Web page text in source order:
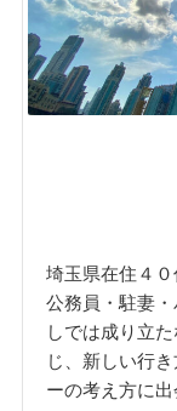
埼玉県在住４０
公務員・駐妻
しでは成り立
じ、新しい行
ーの考え方に出